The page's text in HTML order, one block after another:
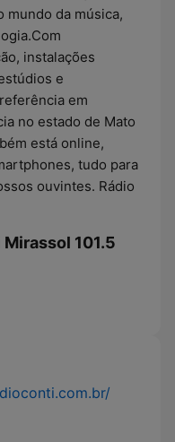
mundo da música,
instalações
e
em
no estado de Mato
está online,
tudo para
ouvintes. Rádio
101.5